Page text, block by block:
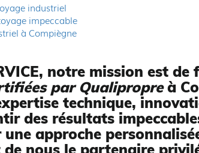
industriel
impeccable
à Compiègne
notre mission est
par Qualipropreà
technique,
des résultats
approche
nous le partenaire